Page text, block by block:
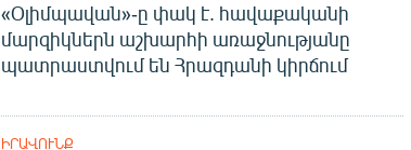
«Օլիմպավան»-ը փակ է. հավաքականի
մարզիկներն աշխարհի առաջնությանը
պատրաստվում են Հրազդանի կիրճում
ԻՐԱՎՈՒՆՔ